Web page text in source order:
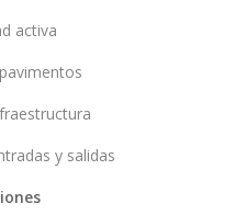
activa
y salidas